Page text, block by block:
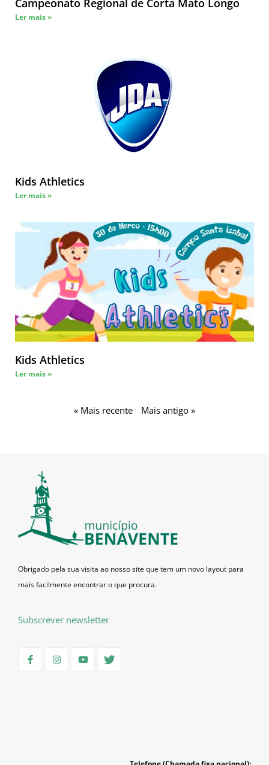
Campeonato Regional de Corta Mato Longo
Ler mais »
Kids Athletics
Ler mais »
Kids Athletics
Ler mais »
« Mais recente Mais antigo »
Obrigado pela sua visita ao nosso site que tem um novo layout para
mais facilmente encontrar o que procura.
Subscrever newsletter